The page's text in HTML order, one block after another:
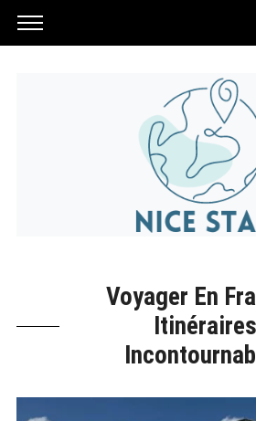
Voyager En
Itinéraires